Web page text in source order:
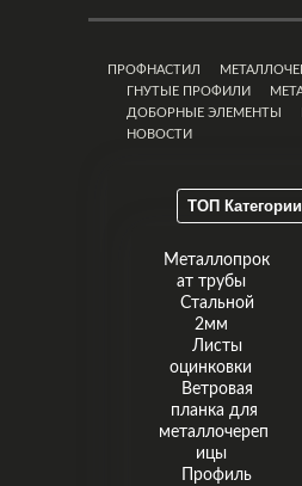
ПРОФНАСТИЛ
ГНУТЫЕ ПРОФИЛИ
ДОБОРНЫЕ ЭЛЕМЕНТЫ
НОВОСТИ
ТОП Категории
Металлопрок
ат трубы
Стальной
2мм
Листы
оцинковки
Ветровая
планка для
металлочереп
ицы
Профиль